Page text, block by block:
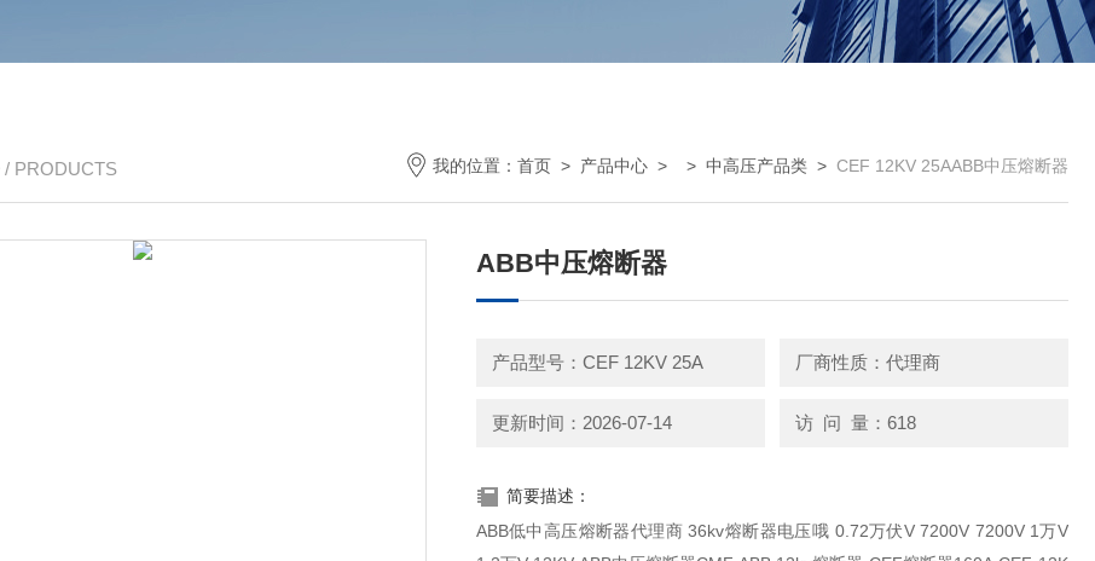
/ PRODUCTS 我的位置： 首页 > 产品中心 > > 中高压产品类 > CEF 12KV 25AABB中压熔断器
ABB中压熔断器
产品型号：CEF 12KV 25A 厂商性质：代理商
更新时间：2026-07-14 访 问 量：618
简要描述：
ABB低中高压熔断器代理商 36kv熔断器电压哦 0.72万伏V 7200V 7200V 1万V